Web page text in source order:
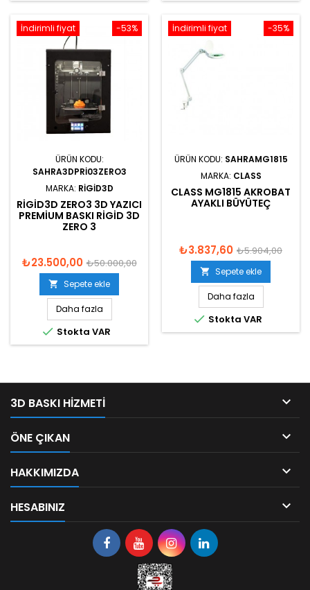
-53%
İndirimli fiyat
ÜRÜN KODU:
SAHRA3DPRI03ZERO3
MARKA: RIGID3D
RIGID3D ZERO3 3D YAZICI
PREMIUM BASKI RIGID 3D
ZERO 3
₺23.500,00 ₺50.000,00
 Sepete ekle
Daha fazla
 Stokta VAR
-35%
İndirimli fiyat
ÜRÜN KODU: SAHRAMG1815
MARKA: CLASS
CLASS MG1815 AKROBAT
AYAKLI BÜYÜTEÇ
₺3.837,60 ₺5.904,00
 Sepete ekle
Daha fazla
 Stokta VAR
3D BASKI HIZMETI 
ÖNE ÇIKAN 
HAKKIMIZDA 
HESABINIZ 